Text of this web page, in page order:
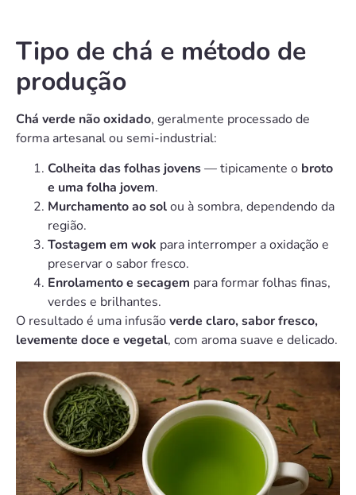
Tipo de chá e método de
produção
Chá verde não oxidado, geralmente processado de
forma artesanal ou semi-industrial:
Colheita das folhas jovens— tipicamente o broto
e uma folha jovem.
Murchamento ao solou à sombra, dependendo da
região.
Tostagem em wok para interromper a oxidação e
preservar o sabor fresco.
Enrolamento e secagem para formar folhas finas,
verdes e brilhantes.
O resultado é uma infusãoverde claro, sabor fresco,
levemente doce e vegetal, com aroma suave e delicado.